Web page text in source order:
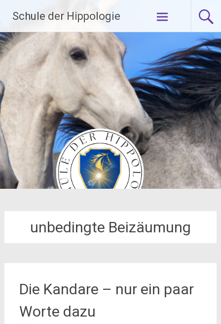
Inhalt
springen
Schule der Hippologie
unbedingte Beizäumung
Die Kandare – nur ein paar
Worte dazu